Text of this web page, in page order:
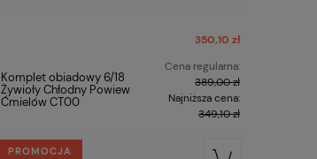
Komplet obiadowy 6/18
Żywioły Chłodny Powiew
Ćmielów CT00
350,10 zł
Cena regularna:
389,00 zł
Najniższa cena:
349,10 zł
PROMOCJA